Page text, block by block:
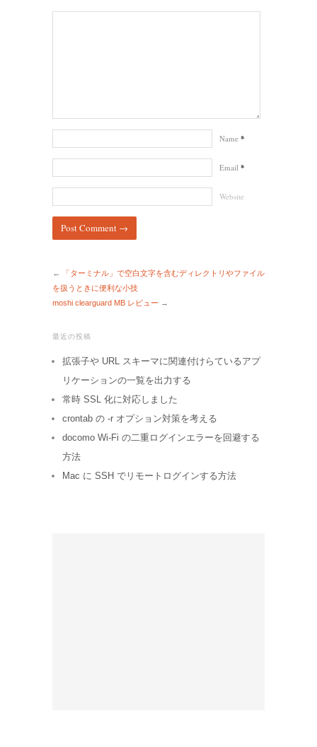
Name *
Email *
Website
←
「ターミナル」で空白文字を含むディレクトリやファイル
を扱うときに便利な小技
moshi clearguard MB レビュー →
最近の投稿
拡張子や URL スキーマに関連付けらているアプ
リケーションの一覧を出力する
常時 SSL 化に対応しました
crontab の -r オプション対策を考える
docomo Wi-Fi の二重ログインエラーを回避する
方法
Mac に SSH でリモートログインする方法